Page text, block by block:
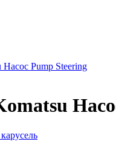
Pump Steering